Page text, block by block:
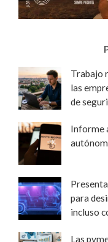
Trabajo
las
de
Informe
para
incluso
Las